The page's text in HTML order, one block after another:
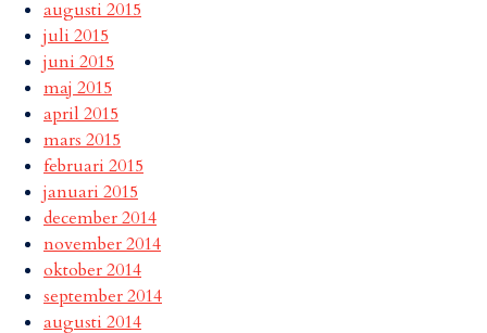
augusti 2015
juli 2015
juni 2015
maj 2015
april 2015
mars 2015
februari 2015
januari 2015
december 2014
november 2014
oktober 2014
september 2014
augusti 2014